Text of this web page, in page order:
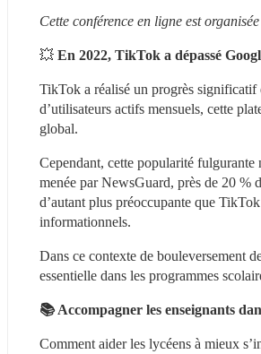
Cette conférence en ligne est
💥 En 2022, TikTok a dépassé
TikTok a réalisé un progrès significatif
d’utilisateurs actifs mensuels, cette
global.
Cependant, cette popularité fulgurante
menée par NewsGuard, près de 20 %
d’autant plus préoccupante que
informationnels.
Dans ce contexte de bouleversement
essentielle dans les programmes
📚 Accompagner les enseignants
Comment aider les lycéens à mieux